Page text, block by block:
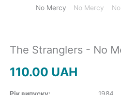
The Stranglers - No
110.00 UAH
POP
REGGAE